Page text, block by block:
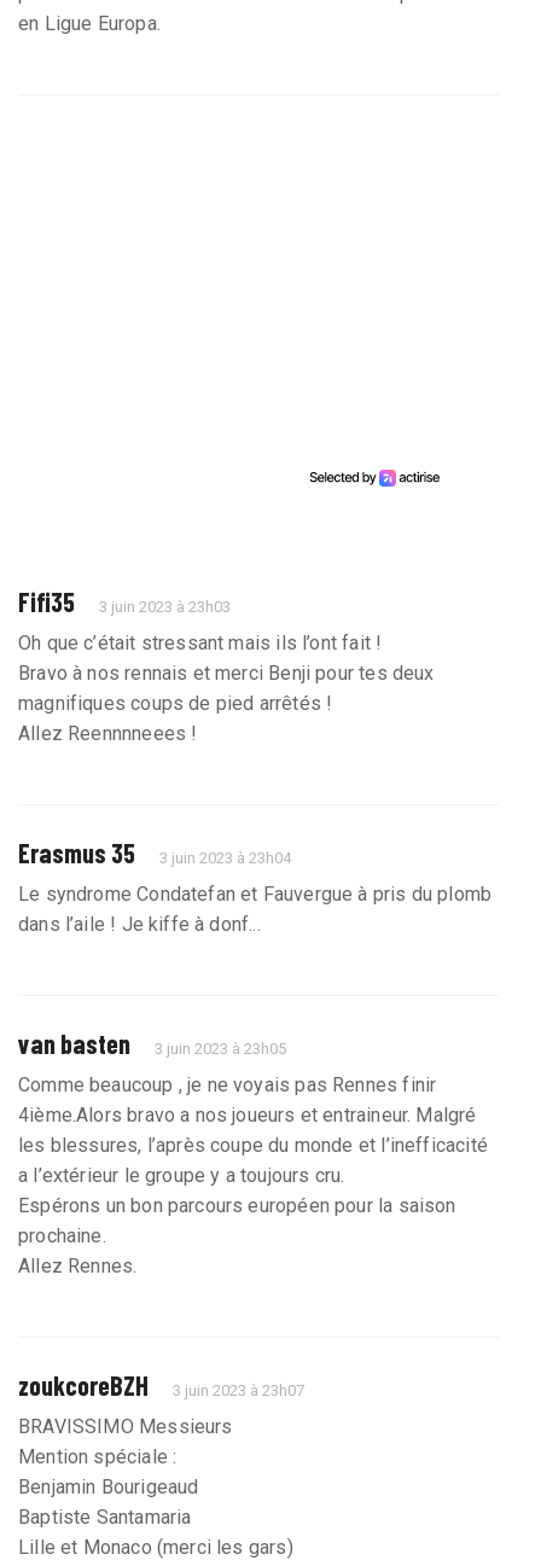
en Ligue Europa.
Fifi35 3 juin 2023 à 23h03
Oh que c’était stressant mais ils l’ont fait !
Bravo à nos rennais et merci Benji pour tes deux
magnifiques coups de pied arrêtés !
Allez Reennnneees !
Erasmus 35 3 juin 2023 à 23h04
Le syndrome Condatefan et Fauvergue à pris du plomb
dans l’aile ! Je kiffe à donf...
van basten 3 juin 2023 à 23h05
Comme beaucoup , je ne voyais pas Rennes finir
4ième.Alors bravo a nos joueurs et entraineur. Malgré
les blessures, l’après coupe du monde et l’inefficacité
a l’extérieur le groupe y a toujours cru.
Espérons un bon parcours européen pour la saison
prochaine.
Allez Rennes.
zoukcoreBZH 3 juin 2023 à 23h07
BRAVISSIMO Messieurs
Mention spéciale :
Benjamin Bourigeaud
Baptiste Santamaria
Lille et Monaco (merci les gars)